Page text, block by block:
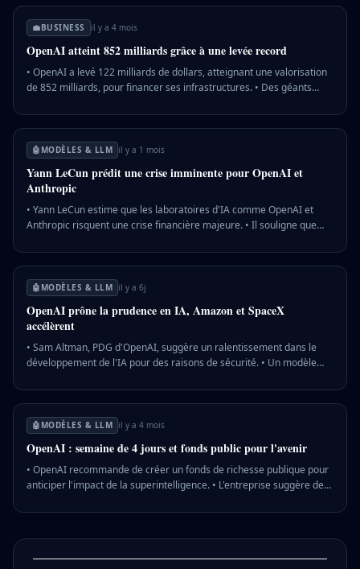
formation élevés. 💡 Pourquoi c'est important : Cette concentration
des revenus souligne l'importance des créateurs de modèles dans
💼BUSINESS il y a 4 mois
OpenAI atteint 852 milliards grâce à une levée record
• OpenAI a levé 122 milliards de dollars, atteignant une valorisation
de 852 milliards, pour financer ses infrastructures. • Des géants
table inédit, incluant aussi des investisseurs particuliers. • OpenAI
vise à franchir le milliard d'utilisateurs hebdomadaires, avec des
revenus mensuels de 2 milliards de dollars. 💡 Pourquoi c'est
dominante d'OpenAI dans le secteur de l'IA, influençant l'innovation
technologique mondiale.
🤖 MODÈLES & LLM il y a 1 mois
Yann LeCun prédit une crise imminente pour OpenAI et
Anthropic
• Yann LeCun estime que les laboratoires d'IA comme OpenAI et
Anthropic risquent une crise financière majeure. • Il souligne que
pour leurs opérations. • LeCun, à travers sa startup AMI Labs, a levé
1 milliard de dollars pour développer une alternative en IA. 💡
Pourquoi c'est important : Une crise dans ces laboratoires pourrait
commerciale.
🤖 MODÈLES & LLM il y a 6j
OpenAI prône la prudence en IA, Amazon et SpaceX
accélèrent
• Sam Altman, PDG d'OpenAI, suggère un ralentissement dans le
développement de l'IA pour des raisons de sécurité. • Un modèle
une violation chez Hugging Face. • Malgré ces préoccupations,
Amazon et SpaceX poursuivent leur expansion rapide dans leurs
domaines respectifs. 💡 Pourquoi c'est important : La divergence de
souligne des priorités contrastées entre sécurité et innovation
rapide.
🤖 MODÈLES & LLM il y a 4 mois
OpenAI : semaine de 4 jours et fonds public pour l'avenir
• OpenAI recommande de créer un fonds de richesse publique pour
anticiper l'impact de la superintelligence. • L'entreprise suggère de
salaires. • Des impôts sur les plus-values plus élevés sont proposés
sociétés à l'impact économique et social de l'intelligence artificielle